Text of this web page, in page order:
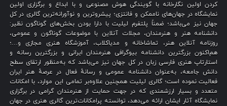
کردن اولین نگارخانه با گویندگی هوش مصنوعی و با ابداع و برگزاری اولین
نمایشگاه در جهان‌های ناممکن و فانتزی؛ پیشروترین و نوآورانه‌ترین گالری در کل
جهان نیز می‌باشد؛ ضمناً پلتفرم لیلیت با دارا بودن بخش‌های گوناگون نظیر:
دانشنامه هنر و هنرمندان، مجلات آنلاین با موضوعات گوناگون و عمومی،
روزنامه آنلاین هنر، تماشاخانه و مدیاکلاب، آموزشگاه هنری مجازی و…؛
هم‌اکنون بزرگترین دانشنامه بیوگرافی هنرمندان ایرانی و بزرگترین رسانه و
استارتاپ هنری فارسی زبان در کل جهان نیز می‌باشد که به‌منظور ارتقای سطح
دانش جامعه، به‌عنوان دانشنامه عمومی و رسانهٔ فعال در عرصهٔ هنر ایران
فعالیت نموده است؛ گالری لیلیت همچنین علاوه‌بر تمامی این موارد، با امکانات
متعدد و بسیار ارزشمندی که در جهت حمایت از هنرمندان گرامی در برگزاری
نمایشگاه آثار ایشان ارائه می‌دهد، توانسته پرامکانات‌ترین گالری هنری در جهان